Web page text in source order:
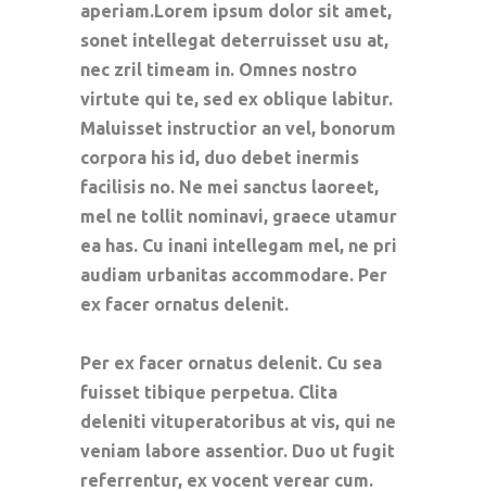
aperiam.Lorem ipsum dolor sit amet,
sonet intellegat deterruisset usu at,
nec zril timeam in. Omnes nostro
virtute qui te, sed ex oblique labitur.
Maluisset instructior an vel, bonorum
corpora his id, duo debet inermis
facilisis no. Ne mei sanctus laoreet,
mel ne tollit nominavi, graece utamur
ea has. Cu inani intellegam mel, ne pri
audiam urbanitas accommodare. Per
ex facer ornatus delenit.
Per ex facer ornatus delenit. Cu sea
fuisset tibique perpetua. Clita
deleniti vituperatoribus at vis, qui ne
veniam labore assentior. Duo ut fugit
referrentur, ex vocent verear cum.